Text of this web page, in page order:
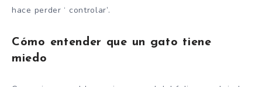
hace perder ‘ controlar’.
Cómo entender que un gato tiene
miedo